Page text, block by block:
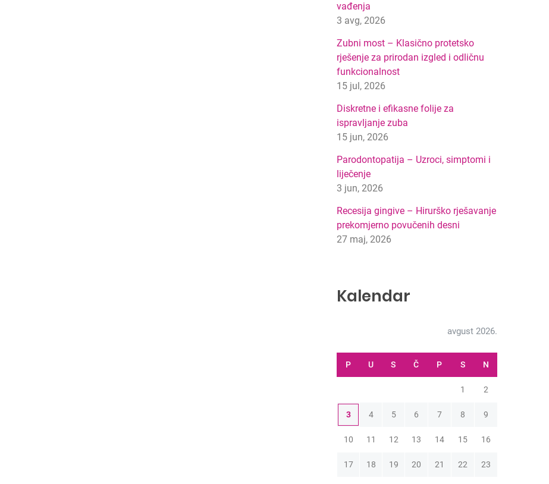
vađenja
3 avg, 2026
Zubni most – Klasično protetsko
rješenje za prirodan izgled i odličnu
funkcionalnost
15 jul, 2026
Diskretne i efikasne folije za
ispravljanje zuba
15 jun, 2026
Parodontopatija – Uzroci, simptomi i
liječenje
3 jun, 2026
Recesija gingive – Hirurško rješavanje
prekomjerno povučenih desni
27 maj, 2026
Kalendar
avgust 2026.
P U S Č P S N
1 2
3 4 5 6 7 8 9
10 11 12 13 14 15 16
17 18 19 20 21 22 23